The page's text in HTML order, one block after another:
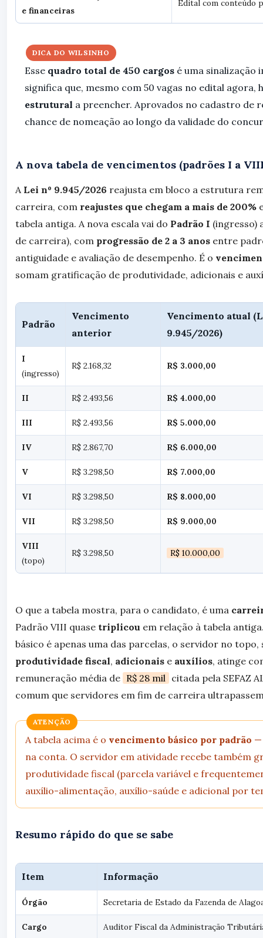
e financeiras
Edital com conteúdo
DICA DO WILSINHO
Esse quadro total de 450 cargos é uma sinalização
significa que, mesmo com 50 vagas no edital agora,
estrutural a preencher. Aprovados no cadastro de
chance de nomeação ao longo da validade do
A nova tabela de vencimentos (padrões I a
A Lei nº 9.945/2026 reajusta em bloco a estrutura
carreira, com reajustes que chegam a mais de 200%
tabela antiga. A nova escala vai do Padrão I (ingresso)
de carreira), com progressão de 2 a 3 anos entre
antiguidade e avaliação de desempenho. É o
somam gratificação de produtividade, adicionais e
Padrão
Vencimento
anterior
Vencimento atual
9.945/2026)
I
(ingresso)
R$ 2.168,32 R$ 3.000,00
II R$ 2.493,56 R$ 4.000,00
III R$ 2.493,56 R$ 5.000,00
IV R$ 2.867,70 R$ 6.000,00
V R$ 3.298,50 R$ 7.000,00
VI R$ 3.298,50 R$ 8.000,00
VII R$ 3.298,50 R$ 9.000,00
VIII
(topo)
R$ 3.298,50 R$ 10.000,00
O que a tabela mostra, para o candidato, é uma
Padrão VIII quase triplicou em relação à tabela
básico é apenas uma das parcelas, o servidor no
produtividade fiscal, adicionais e auxílios, atinge
remuneração média de R$ 28 mil citada pela SEFAZ
comum que servidores em fim de carreira
ATENÇÃO
A tabela acima é o vencimento básico por padrão —
na conta. O servidor em atividade recebe também
produtividade fiscal (parcela variável e
auxílio-alimentação, auxílio-saúde e adicional por
Resumo rápido do que se sabe
Item Informação
Órgão Secretaria de Estado da Fazenda de
Cargo Auditor Fiscal da Administração